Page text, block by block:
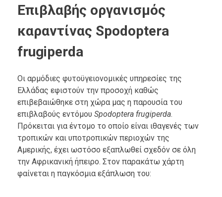
Επιβλαβής οργανισμός
καραντίνας Spodoptera
frugiperda
Οι αρμόδιες φυτοϋγειονομικές υπηρεσίες της
Ελλάδας εφιστούν την προσοχή καθώς
επιβεβαιώθηκε στη χώρα μας η παρουσία του
επιβλαβούς εντόμου Spodoptera frugiperda.
Πρόκειται για έντομο το οποίο είναι ιθαγενές των
τροπικών και υποτροπικών περιοχών της
Αμερικής, έχει ωστόσο εξαπλωθεί σχεδόν σε όλη
την Αφρικανική ήπειρο. Στον παρακάτω χάρτη
φαίνεται η παγκόσμια εξάπλωση του: